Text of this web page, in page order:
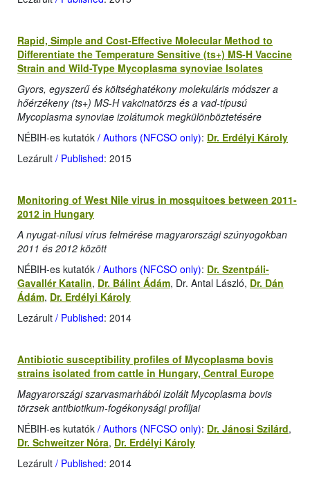
Rapid, Simple and Cost-Effective Molecular Method to
Differentiate the Temperature Sensitive (ts+) MS-H Vaccine
Strain and Wild-Type Mycoplasma synoviae Isolates
Gyors, egyszerű és költséghatékony molekuláris módszer a
hőérzékeny (ts+) MS-H vakcinatörzs és a vad-típusú
Mycoplasma synoviae izolátumok megkülönböztetésére
NÉBIH-es kutatók / Authors (NFCSO only): Dr. Erdélyi Károly
Lezárult / Published: 2015
Monitoring of West Nile virus in mosquitoes between 2011-
2012 in Hungary
A nyugat-nílusi vírus felmérése magyarországi szúnyogokban
2011 és 2012 között
NÉBIH-es kutatók / Authors (NFCSO only): Dr. Szentpáli-
Gavallér Katalin, Dr. Bálint Ádám, Dr. Antal László, Dr. Dán
Ádám, Dr. Erdélyi Károly
Lezárult / Published: 2014
Antibiotic susceptibility profiles of Mycoplasma bovis
strains isolated from cattle in Hungary, Central Europe
Magyarországi szarvasmarhából izolált Mycoplasma bovis
törzsek antibiotikum-fogékonysági profiljai
NÉBIH-es kutatók / Authors (NFCSO only): Dr. Jánosi Szilárd,
Dr. Schweitzer Nóra, Dr. Erdélyi Károly
Lezárult / Published: 2014